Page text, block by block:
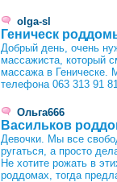
olga-sl
Геническ
Добрый день, очень
массажиста, который
массажа в Геническе.
телефона 063 313 91
Ольга666
Васильков
Девочки. Мы все
ругаться, а просто
Не хотите рожать в
роддомах, тогда